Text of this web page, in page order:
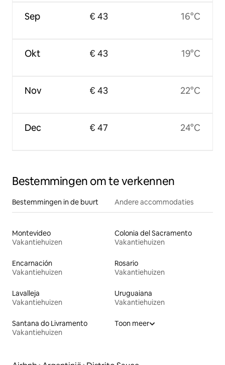
Sep
Okt
Nov
Dec
€ 43
€ 43
€ 43
€ 47
16°C
19°C
22°C
24°C
Bestemmingen om te verkennen
Bestemmingen in de buurt Andere accommodaties
Montevideo
Vakantiehuizen
Colonia del Sacramento
Vakantiehuizen
Encarnación
Vakantiehuizen
Rosario
Vakantiehuizen
Lavalleja
Vakantiehuizen
Uruguaiana
Vakantiehuizen
Santana do Livramento
Vakantiehuizen
Toon meer